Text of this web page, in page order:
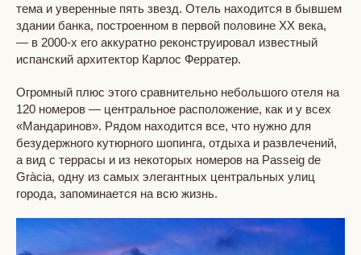
тема и уверенные пять звезд. Отель находится в бывшем
здании банка, построенном в первой половине XX века,
— в 2000-х его аккуратно реконструировал известный
испанский архитектор Карлос Ферратер.
Огромный плюс этого сравнительно небольшого отеля на
120 номеров — центральное расположение, как и у всех
«Мандаринов». Рядом находится все, что нужно для
безудержного кутюрного шопинга, отдыха и развлечений,
а вид с террасы и из некоторых номеров на Passeig de
Gràcia, одну из самых элегантных центральных улиц
города, запоминается на всю жизнь.